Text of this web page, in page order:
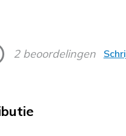
2 beoordelingen